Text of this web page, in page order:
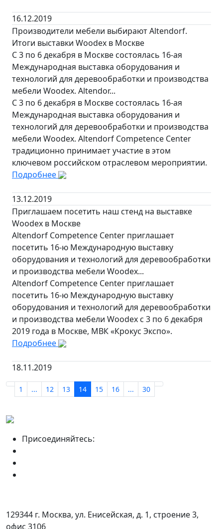
16.12.2019
Производители мебели выбирают Altendorf.
Итоги выставки Woodex в Москве
С 3 по 6 декабря в Москве состоялась 16-ая
Международная выставка оборудования и
технологий для деревообработки и производства
мебели Woodex. Altendor...
С 3 по 6 декабря в Москве состоялась 16-ая
Международная выставка оборудования и
технологий для деревообработки и производства
мебели Woodex. Altendorf Competence Center
традиционно принимает участие в этом
ключевом российском отраслевом мероприятии.
Подробнее
13.12.2019
Приглашаем посетить наш стенд на выставке
Woodex в Москве
Altendorf Competence Center приглашает
посетить 16-ю Международную выставку
оборудования и технологий для деревообработки
и производства мебели Woodex...
Altendorf Competence Center приглашает
посетить 16-ю Международную выставку
оборудования и технологий для деревообработки
и производства мебели Woodex с 3 по 6 декабря
2019 года в Москве, МВК «Крокус Экспо».
Подробнее
18.11.2019
1 ... 12 13 14 15 16 ... 30
Присоединяйтесь:
129344 г. Москва, ул. Енисейская, д. 1, строение 3,
офис 3106